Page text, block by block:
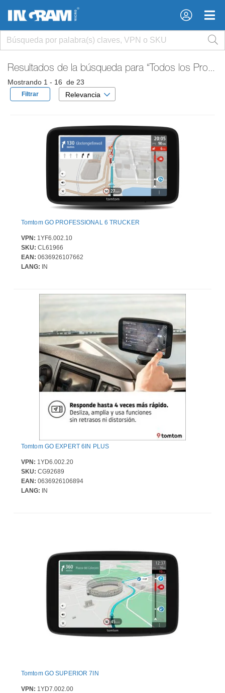
×
×
Resultados de la búsqueda para “Todos los Productos”
Mostrando 1 - 16 de 23
Filtrar Relevancia
Tomtom GO PROFESSIONAL 6 TRUCKER
VPN: 1YF6.002.10
SKU: CL61966
EAN: 0636926107662
LANG: IN
Tomtom GO EXPERT 6IN PLUS
VPN: 1YD6.002.20
SKU: CG92689
EAN: 0636926106894
LANG: IN
Tomtom GO SUPERIOR 7IN
VPN: 1YD7.002.00